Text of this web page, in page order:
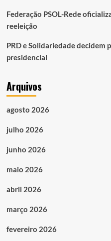
Federação PSOL-Rede
reeleição
PRD e Solidariedade decidem
presidencial
Arquivos
agosto 2026
julho 2026
junho 2026
maio 2026
abril 2026
março 2026
fevereiro 2026